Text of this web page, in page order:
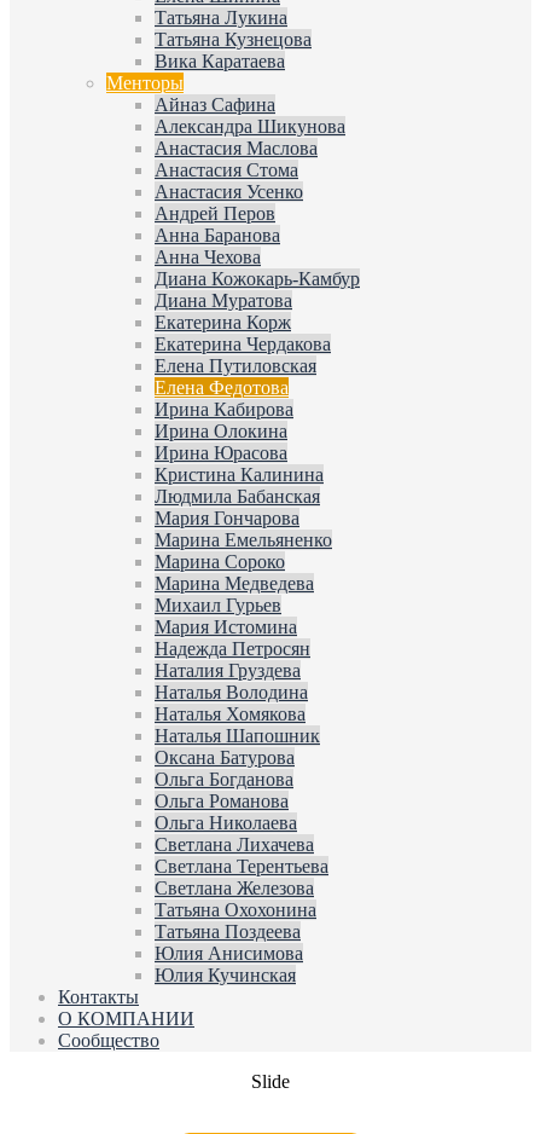
Татьяна Лукина
Татьяна Кузнецова
Вика Каратаева
Менторы
Айназ Сафина
Александра Шикунова
Анастасия Маслова
Анастасия Стома
Анастасия Усенко
Андрей Перов
Анна Баранова
Анна Чехова
Диана Кожокарь-Камбур
Диана Муратова
Екатерина Корж
Екатерина Чердакова
Елена Путиловская
Елена Федотова
Ирина Кабирова
Ирина Олокина
Ирина Юрасова
Кристина Калинина
Людмила Бабанская
Мария Гончарова
Марина Емельяненко
Марина Сороко
Марина Медведева
Михаил Гурьев
Мария Истомина
Надежда Петросян
Наталия Груздева
Наталья Володина
Наталья Хомякова
Наталья Шапошник
Оксана Батурова
Ольга Богданова
Ольга Романова
Ольга Николаева
Светлана Лихачева
Светлана Терентьева
Светлана Железова
Татьяна Охохонина
Татьяна Поздеева
Юлия Анисимова
Юлия Кучинская
Контакты
О КОМПАНИИ
Сообщество
Slide